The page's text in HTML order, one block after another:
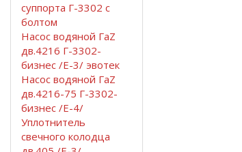
суппорта Г-3302 с
болтом
Насос водяной ГаZ
дв.4216 Г-3302-
бизнес /Е-3/ эвотек
Насос водяной ГаZ
дв.4216-75 Г-3302-
бизнес /Е-4/
Уплотнитель
свечного колодца